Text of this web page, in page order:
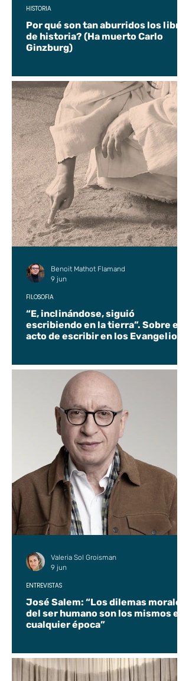
Por qué son tan aburridos los libros
de historia? (Ha muerto Carlo
Ginzburg)
HISTORIA
“E, inclinándose, siguió
escribiendo en la tierra”. Sobre el
acto de escribir en los Evangelios.
FILOSOFÍA
Benoit Mathot Flamand
9 jun
José Salem: “Los dilemas morales
del ser humano son los mismos en
cualquier época”
ENTREVISTAS
Valeria Sol Groisman
9 jun